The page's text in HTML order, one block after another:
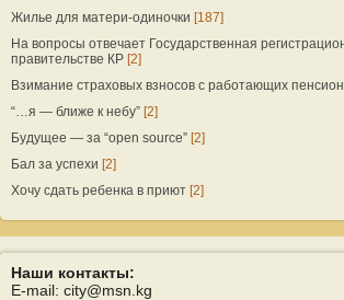
Жилье для матери-одиночки [187]
На вопросы отвечает Государственная
правительстве КР [2]
Взимание страховых взносов с работающих
“…я — ближе к небу” [2]
Будущее — за “open source” [2]
Бал за успехи [2]
Хочу сдать ребенка в приют [2]
Наши контакты:
E-mail: city@msn.kg